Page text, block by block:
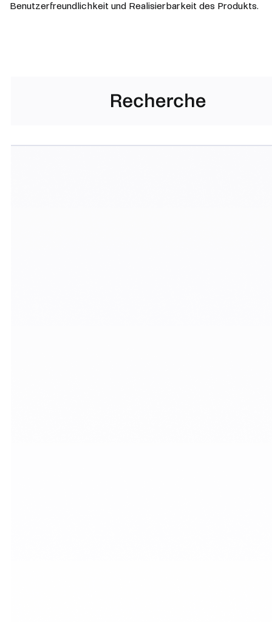
Benutzerfreundlichkeit und Realisierbarkeit des Produkts.